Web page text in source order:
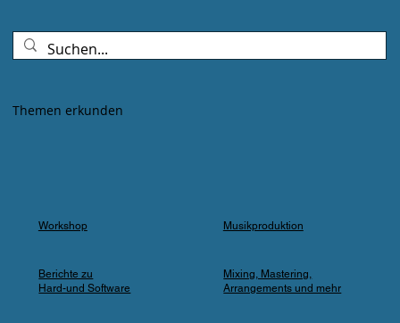
Farbspots in Türkis, Lila und Blau – die
„Erdbeere" versank für ein paar Minuten in
einfach nicht erwartet.
Themen erkunden
Workshop
Berichte zu
Hard-und Software
Musikproduktion
Mixing, Mastering,
Arrangements und mehr